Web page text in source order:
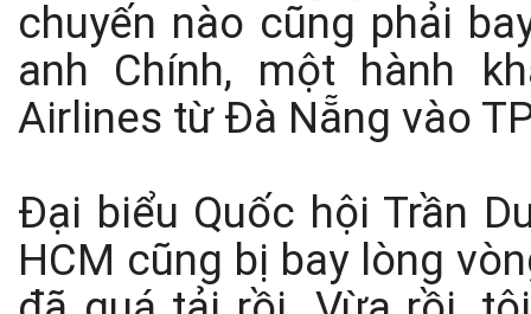
chuyến nào cũng phải
anh Chính, một hành
Airlines từ Đà Nẵng vào
Đại biểu Quốc hội Trần
HCM cũng bị bay lòng